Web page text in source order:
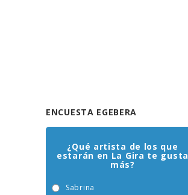
ENCUESTA EGEBERA
¿Qué artista de los que
estarán en La Gira te gusta
más?
Sabrina